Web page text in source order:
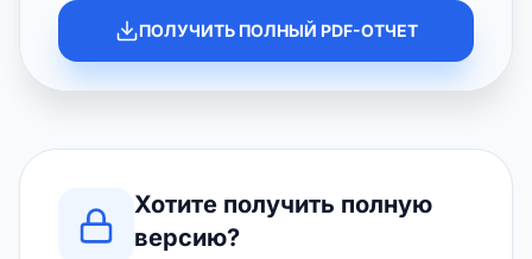
ПОЛУЧИТЬ ПОЛНЫЙ PDF-ОТЧЕТ
Хотите получить полную
версию?